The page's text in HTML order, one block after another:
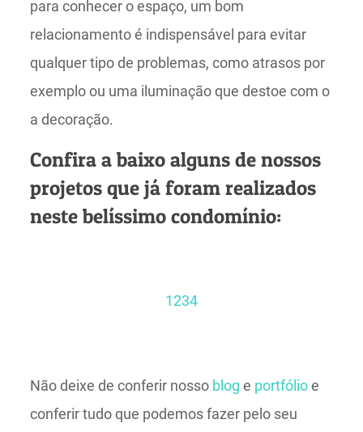
para conhecer o espaço, um bom
relacionamento é indispensável para evitar
qualquer tipo de problemas, como atrasos por
exemplo ou uma iluminação que destoe com o
a decoração.
Confira a baixo alguns de nossos
projetos que já foram realizados
neste belíssimo condomínio:
1234
Não deixe de conferir nosso blog e portfólioe
conferir tudo que podemos fazer pelo seu